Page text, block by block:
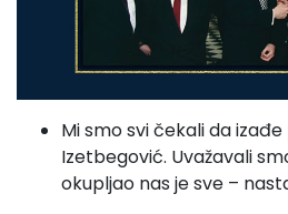
Mi smo svi čekali da
Izetbegović. Uvažavali
okupljao nas je sve –